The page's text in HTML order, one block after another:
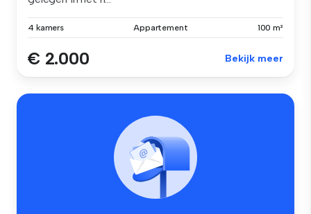
4 kamers Appartement 100 m²
€ 2.000 Bekijk meer